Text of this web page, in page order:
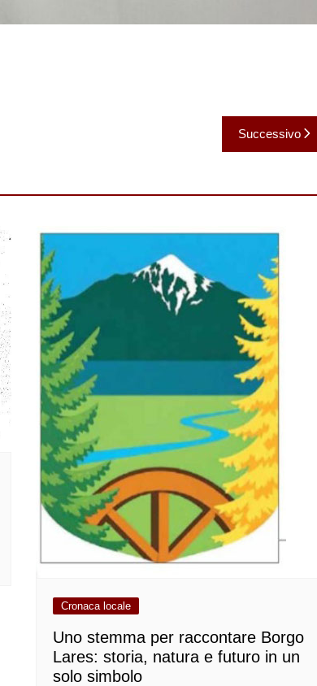
Successivo
Cronaca locale
Uno stemma per raccontare Borgo
Lares: storia, natura e futuro in un
solo simbolo